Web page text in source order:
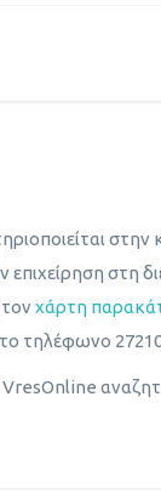
επιχείρηση στη
χάρτη
τηλέφωνο
VresOnline